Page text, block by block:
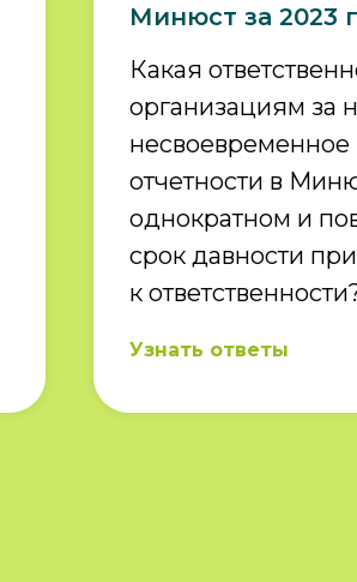
Минюст за 2023
Какая
организациям за
несвоевременное
отчетности в
однократном и
срок давности
к
Узнать ответы